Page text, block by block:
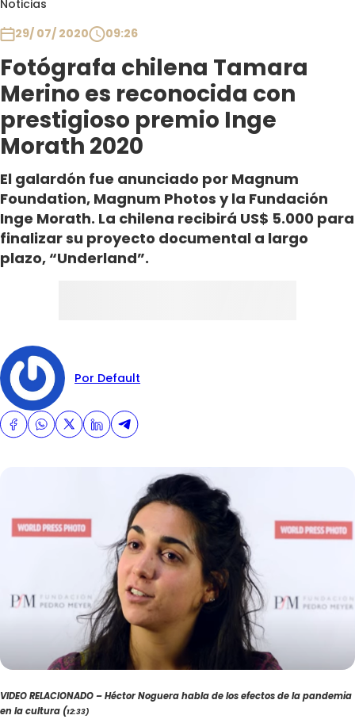
Noticias
29/ 07/ 2020
09:26
Fotógrafa chilena Tamara
Merino es reconocida con
prestigioso premio Inge
Morath 2020
El galardón fue anunciado por Magnum
Foundation, Magnum Photos y la Fundación
Inge Morath. La chilena recibirá US$ 5.000 para
finalizar su proyecto documental a largo
plazo, “Underland”.
Por Default
VIDEO RELACIONADO – Héctor Noguera habla de los efectos de la pandemia
en la cultura (12:33)
Club De La Comedia
Contigo en Directo
Plan Perfecto
El Tiempo
Sabingo
Todos Los Programas